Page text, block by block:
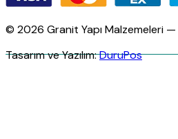
© 2026 Granit Yapı Malzemeleri —
Tasarım ve Yazılım:DuruPos